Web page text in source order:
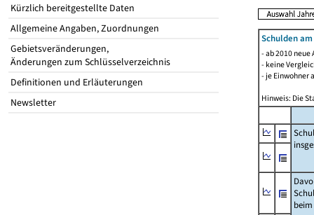
Kürzlich bereitgestellte Daten
Allgemeine Angaben, Zuordnungen
Gebietsveränderungen,
Änderungen zum Schlüsselverzeichnis
Definitionen und Erläuterungen
Newsletter
Schulden
- ab 2010
- keine
- je Einwohner
Hinweis: Die
beim